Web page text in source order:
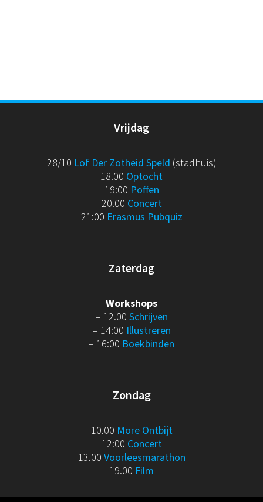
Vrijdag
28/10 Lof Der Zotheid Speld (stadhuis)
18.00 Optocht
19:00 Poffen
20.00 Concert
21:00 Erasmus Pubquiz
Zaterdag
Workshops
– 12.00 Schrijven
– 14:00 Illustreren
– 16:00 Boekbinden
Zondag
10.00 More Ontbijt
12:00 Concert
13.00 Voorleesmarathon
19.00 Film